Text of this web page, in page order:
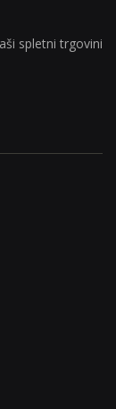
spletni trgovini